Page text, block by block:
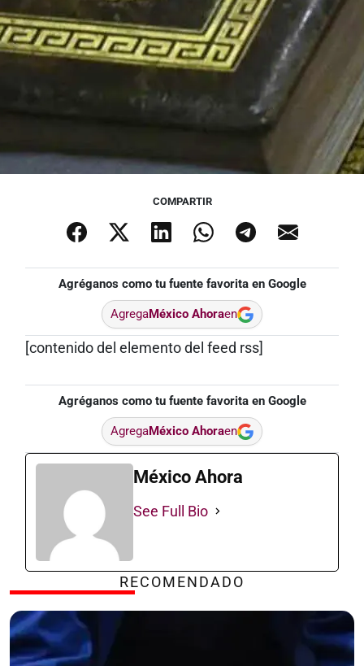
COMPARTIR
Agréganos como tu fuente favorita en Google
AgregaMéxico Ahoraen
[contenido del elemento del feed rss]
Agréganos como tu fuente favorita en Google
AgregaMéxico Ahoraen
México Ahora
See Full Bio
RECOMENDADO